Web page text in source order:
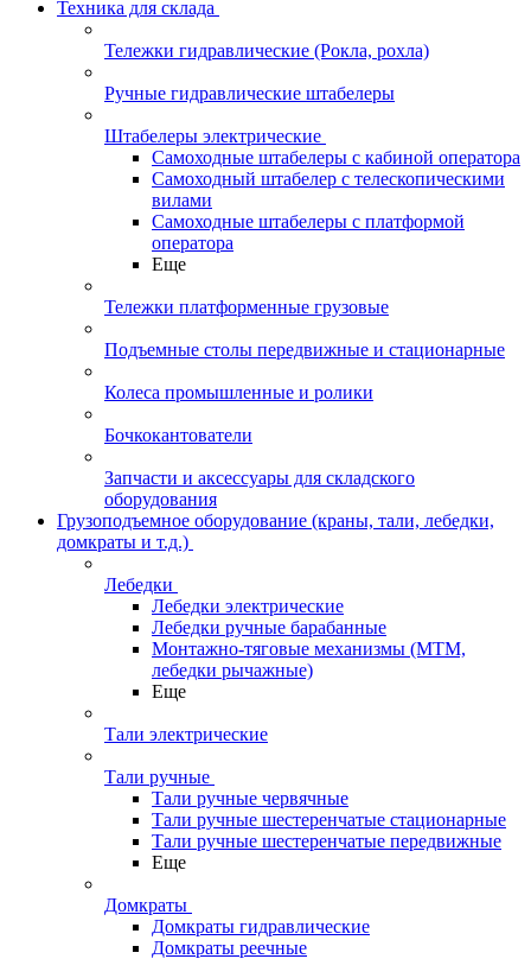
Техника для склада
Тележки гидравлические (Рокла, рохла)
Ручные гидравлические штабелеры
Штабелеры электрические
Самоходные штабелеры с кабиной оператора
Самоходный штабелер с телескопическими
вилами
Самоходные штабелеры с платформой
оператора
Еще
Тележки платформенные грузовые
Подъемные столы передвижные и стационарные
Колеса промышленные и ролики
Бочкокантователи
Запчасти и аксессуары для складского
оборудования
Грузоподъемное оборудование (краны, тали, лебедки,
домкраты и т.д.)
Лебедки
Лебедки электрические
Лебедки ручные барабанные
Монтажно-тяговые механизмы (МТМ,
лебедки рычажные)
Еще
Тали электрические
Тали ручные
Тали ручные червячные
Тали ручные шестеренчатые стационарные
Тали ручные шестеренчатые передвижные
Еще
Домкраты
Домкраты гидравлические
Домкраты реечные